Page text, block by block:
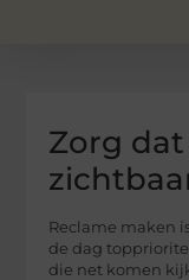
Zorg
Reclame maken
de dag
die net komen